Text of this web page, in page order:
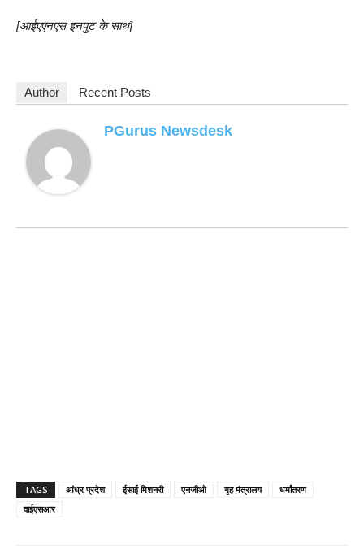
[आईएएनएस इनपुट के साथ]
Author Recent Posts
PGurus Newsdesk
TAGS आंध्र प्रदेश ईसाई मिशनरी एनजीओ गृह मंत्रालय
धर्मांतरण
वाईएसआर